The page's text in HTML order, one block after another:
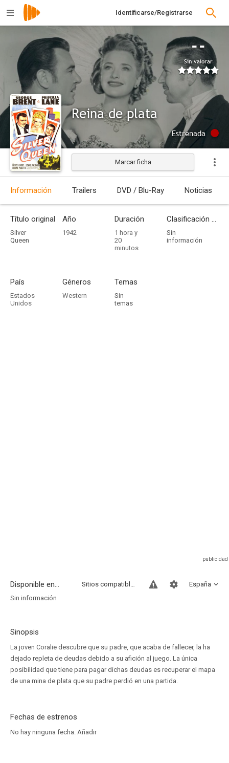
Identificarse/Registrarse
--
Sin valorar
Reina de plata
Estrenada
Marcar ficha
Información Trailers DVD / Blu-Ray Noticias
Título original
Silver
Queen
Año
1942
Duración
1 hora y
20
minutos
Clasificación por edades
Sin
información
País
Estados
Unidos
Géneros
Western
Temas
Sin
temas
Disponible en... España
Sitios compatibles
Sin información
Sinopsis
La joven Coralie descubre que su padre, que acaba de fallecer, la ha
dejado repleta de deudas debido a su afición al juego. La única
posibilidad que tiene para pagar dichas deudas es recuperar el mapa
de una mina de plata que su padre perdió en una partida.
Fechas de estrenos
No hay ninguna fecha. Añadir